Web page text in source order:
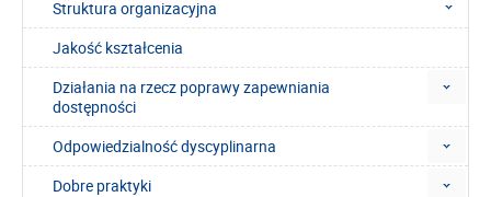
Struktura organizacyjna
Jakość kształcenia
Działania na rzecz poprawy zapewniania
dostępności
Odpowiedzialność dyscyplinarna
Dobre praktyki